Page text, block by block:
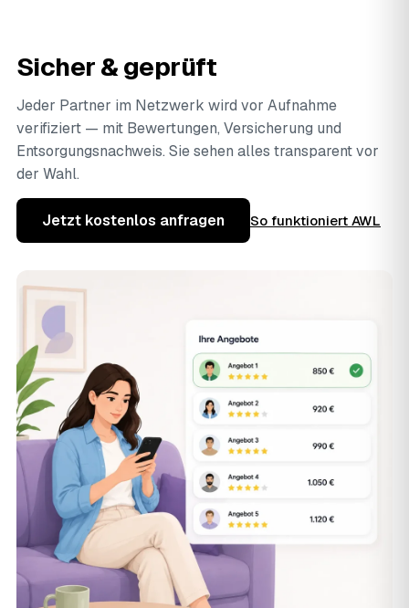
Sicher & geprüft
Jeder Partner im Netzwerk wird vor Aufnahme
verifiziert — mit Bewertungen, Versicherung und
Entsorgungsnachweis. Sie sehen alles transparent vor
der Wahl.
Jetzt kostenlos anfragen So funktioniert AWL